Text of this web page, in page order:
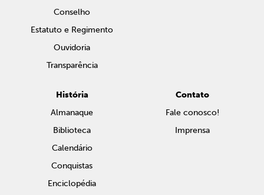
Conselho
Estatuto e Regimento
Ouvidoria
Transparência
História
Almanaque
Biblioteca
Calendário
Conquistas
Enciclopédia
Contato
Fale conosco!
Imprensa